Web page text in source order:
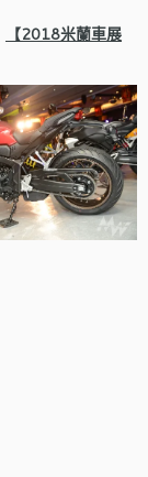
【2018米蘭車展